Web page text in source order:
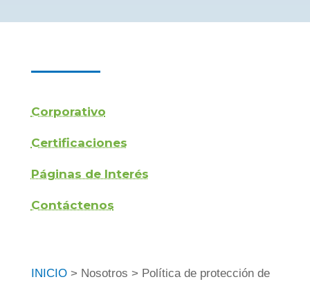
Corporativo
Certificaciones
Páginas de Interés
Contáctenos
INICIO> Nosotros > Política de protección de